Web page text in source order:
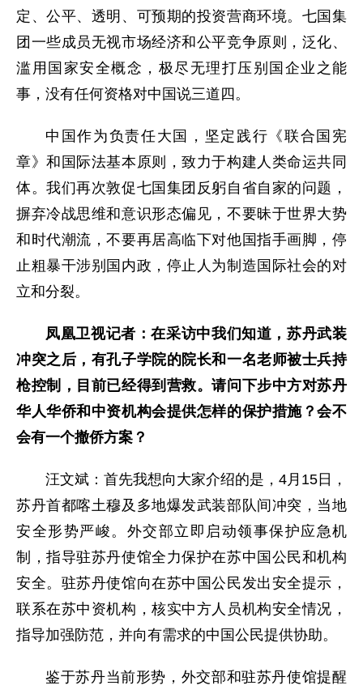
定、公平、透明、可预期的投资营商环境。七国集
团一些成员无视市场经济和公平竞争原则，泛化、
滥用国家安全概念，极尽无理打压别国企业之能
事，没有任何资格对中国说三道四。
中国作为负责任大国，坚定践行《联合国宪
章》和国际法基本原则，致力于构建人类命运共同
体。我们再次敦促七国集团反躬自省自家的问题，
摒弃冷战思维和意识形态偏见，不要昧于世界大势
和时代潮流，不要再居高临下对他国指手画脚，停
止粗暴干涉别国内政，停止人为制造国际社会的对
立和分裂。
凤凰卫视记者：在采访中我们知道，苏丹武装
冲突之后，有孔子学院的院长和一名老师被士兵持
枪控制，目前已经得到营救。请问下步中方对苏丹
华人华侨和中资机构会提供怎样的保护措施？会不
会有一个撤侨方案？
汪文斌：首先我想向大家介绍的是，4月15日，
苏丹首都喀土穆及多地爆发武装部队间冲突，当地
安全形势严峻。外交部立即启动领事保护应急机
制，指导驻苏丹使馆全力保护在苏中国公民和机构
安全。驻苏丹使馆向在苏中国公民发出安全提示，
联系在苏中资机构，核实中方人员机构安全情况，
指导加强防范，并向有需求的中国公民提供协助。
鉴于苏丹当前形势，外交部和驻苏丹使馆提醒